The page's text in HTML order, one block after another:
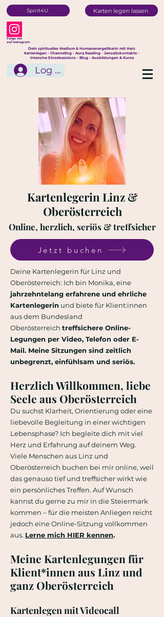
Spirit4U Karten legen lassen
Folge mir
auf Instagram
Dein spirituelles Medium & Humanenergetikerin mit Herz
Kartenlegen - Channeling - Aura Reading - Jenseitskontakte -
intensive Einzelsessions - Blog - Ausbildungen & Kurse
Log In
Kartenlegerin Linz &
Oberösterreich
Online, herzlich, seriös & treffsicher
Jetzt buchen
​Deine Kartenlegerin für Linz und
Oberösterreich: Ich bin Monika, eine
jahrzehntelang erfahrene und ehrliche
Kartenlegerin und biete für Klient:innen
aus dem Bundesland
Oberösterreich treffsichere Online-
Legungen per Video, Telefon oder E-
Mail. Meine Sitzungen sind zeitlich
unbegrenzt, einfühlsam und seriös.
Herzlich Willkommen, liebe
Seele aus Oberösterreich
Du suchst Klarheit, Orientierung oder eine
liebevolle Begleitung in einer wichtigen
Lebensphase? Ich begleite dich mit viel
Herz und Erfahrung auf deinem Weg.
Viele Menschen aus Linz und
Oberösterreich buchen bei mir online, weil
das genauso tief und treffsicher wirkt wie
ein persönliches Treffen. Auf Wunsch
kannst du gerne zu mir in die Steiermark
kommen – für die meisten Anliegen reicht
jedoch eine Online-Sitzung vollkommen
aus. Lerne mich HIER kennen.
Meine Kartenlegungen für
Klient*innen aus Linz und
ganz Oberösterreich
Kartenlegen mit Videocall